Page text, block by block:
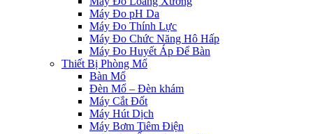
Máy Đo pH Da
Máy Đo Thính Lực
Máy Đo Chức Năng Hô Hấp
Máy Đo Huyết Áp Để Bàn
Thiết Bị Phòng Mổ
Bàn Mổ
Đèn Mổ – Đèn khám
Máy Cắt Đốt
Máy Hút Dịch
Máy Bơm Tiêm Điện